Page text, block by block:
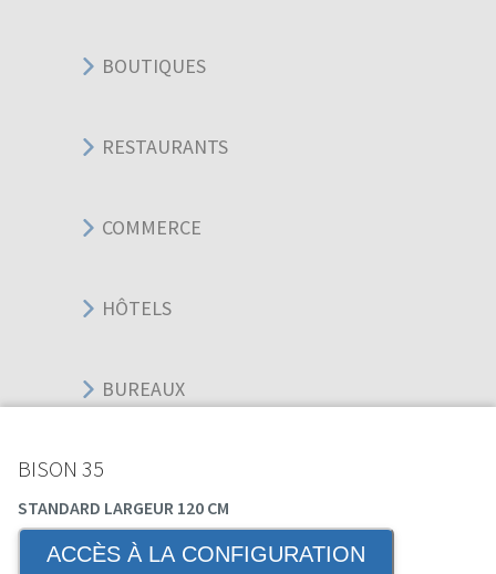
BISON 35
STANDARD LARGEUR 120 CM
ACCÈS À LA CONFIGURATION
BOUTIQUES
RESTAURANTS
COMMERCE
HÔTELS
BUREAUX
SPORT ÉVÉNEMENT